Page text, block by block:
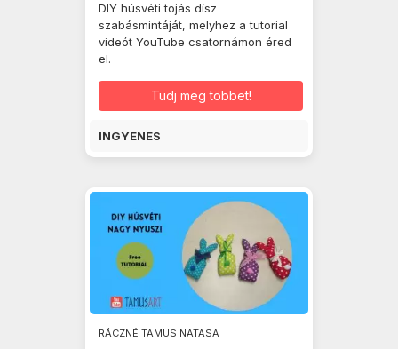
DIY húsvéti tojás dísz
szabásmintáját, melyhez a tutorial
videót YouTube csatornámon éred
el.
Tudj meg többet!
INGYENES
RÁCZNÉ TAMUS NATASA